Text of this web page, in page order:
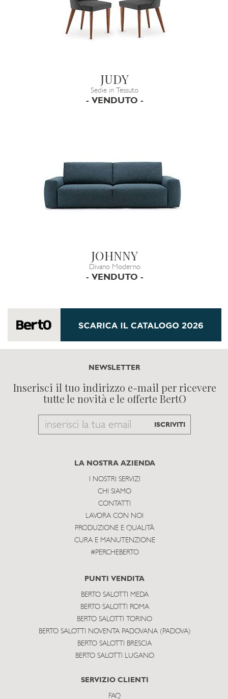
JUDY
Sedie in Tessuto
- VENDUTO -
JOHNNY
Divano Moderno
- VENDUTO -
NEWSLETTER
Inserisci il tuo indirizzo e-mail per ricevere
tutte le novità e le offerte BertO
Email
subscribe
ISCRIVITI
LA NOSTRA AZIENDA
I NOSTRI SERVIZI
CHI SIAMO
CONTATTI
LAVORA CON NOI
PRODUZIONE E QUALITÀ
CURA E MANUTENZIONE
#PERCHEBERTO
PUNTI VENDITA
BERTO SALOTTI MEDA
BERTO SALOTTI ROMA
BERTO SALOTTI TORINO
BERTO SALOTTI NOVENTA PADOVANA (PADOVA)
BERTO SALOTTI BRESCIA
BERTO SALOTTI LUGANO
SERVIZIO CLIENTI
FAQ